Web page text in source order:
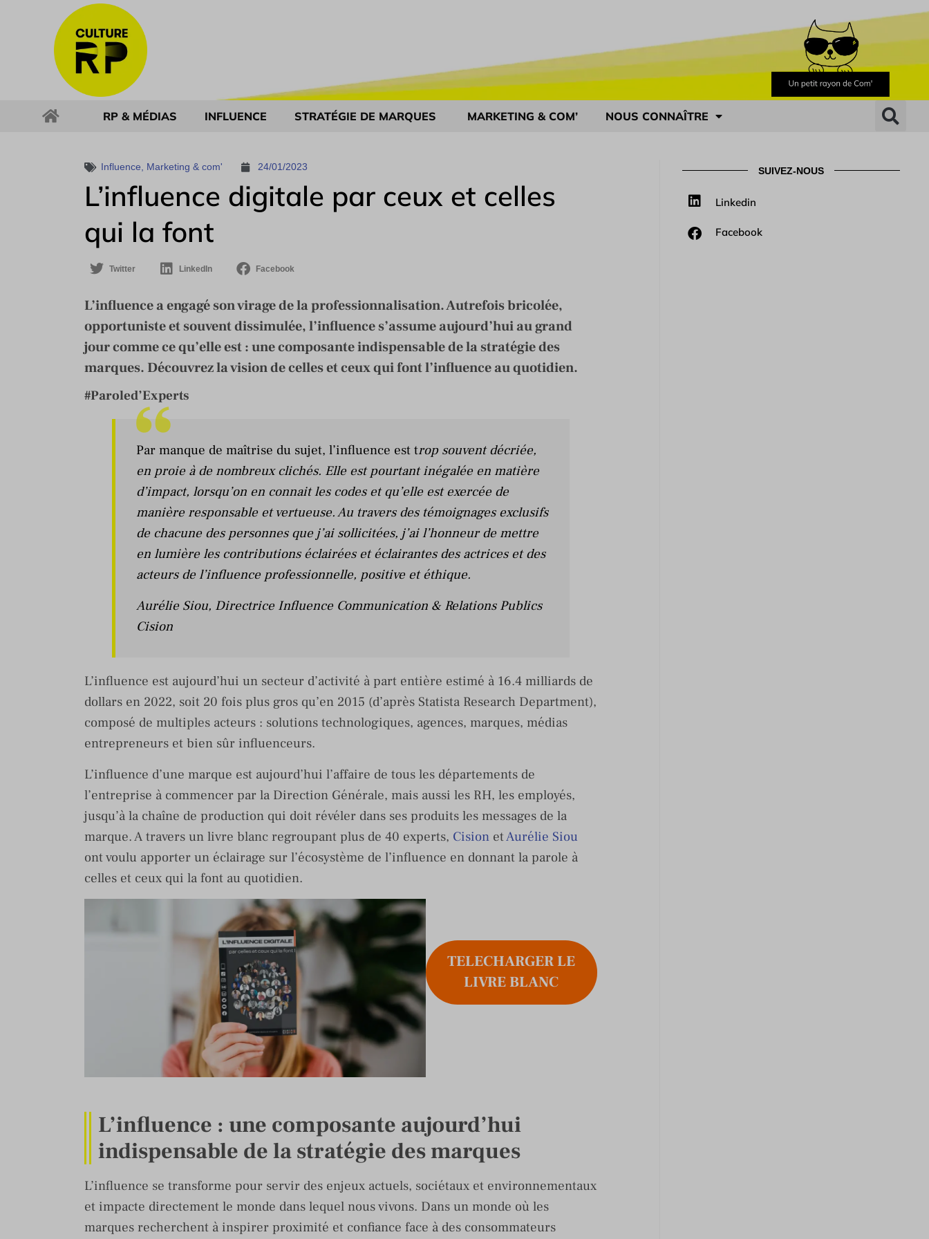
RP & MÉDIAS INFLUENCE STRATÉGIE DE MARQUES MARKETING & COM’ NOUS CONNAÎTRE
Influence Marketing & com' 24/01/2023
L’influence digitale par ceux et celles
qui la font
Twitter LinkedIn Facebook
L’influence a engagé son virage de la professionnalisation. Autrefois bricolée,
opportuniste et souvent dissimulée, l’influence s’assume aujourd’hui au grand
jour comme ce qu’elle est : une composante indispensable de la stratégie des
marques. Découvrez la vision de celles et ceux qui font l’influence au quotidien.
#Paroled’Experts
Par manque de maîtrise du sujet, l’influence est trop souvent décriée,
en proie à de nombreux clichés. Elle est pourtant inégalée en matière
d’impact, lorsqu’on en connait les codes et qu’elle est exercée de
manière responsable et vertueuse. Au travers des témoignages exclusifs
de chacune des personnes que j’ai sollicitées, j’ai l’honneur de mettre
en lumière les contributions éclairées et éclairantes des actrices et des
acteurs de l’influence professionnelle, positive et éthique.
Aurélie Siou, Directrice Influence Communication & Relations Publics
Cision
L’influence est aujourd’hui un secteur d’activité à part entière estimé à 16.4 milliards de
dollars en 2022, soit 20 fois plus gros qu’en 2015 (d’après Statista Research Department),
composé de multiples acteurs : solutions technologiques, agences, marques, médias
entrepreneurs et bien sûr influenceurs.
L’influence d’une marque est aujourd’hui l’affaire de tous les départements de
l’entreprise à commencer par la Direction Générale, mais aussi les RH, les employés,
jusqu’à la chaîne de production qui doit révéler dans ses produits les messages de la
marque. A travers un livre blanc regroupant plus de 40 experts, Cision etAurélie Siou
ont voulu apporter un éclairage sur l’écosystème de l’influence en donnant la parole à
celles et ceux qui la font au quotidien.
TELECHARGER LE
LIVRE BLANC
L’influence : une composante aujourd’hui
indispensable de la stratégie des marques
L’influence se transforme pour servir des enjeux actuels, sociétaux et environnementaux
et impacte directement le monde dans lequel nous vivons. Dans un monde où les
marques recherchent à inspirer proximité et confiance face à des consommateurs
SUIVEZ-NOUS
Linkedin
Facebook